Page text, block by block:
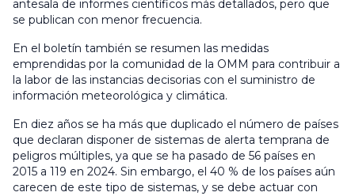
antesala de informes científicos más detallados, pero que
se publican con menor frecuencia.
En el boletín también se resumen las medidas
emprendidas por la comunidad de la OMM para contribuir a
la labor de las instancias decisorias con el suministro de
información meteorológica y climática.
En diez años se ha más que duplicado el número de países
que declaran disponer de sistemas de alerta temprana de
peligros múltiples, ya que se ha pasado de 56 países en
2015 a 119 en 2024. Sin embargo, el 40 % de los países aún
carecen de este tipo de sistemas, y se debe actuar con